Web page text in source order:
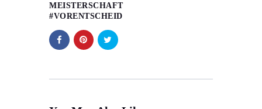
MEISTERSCHAFT
VORENTSCHEID